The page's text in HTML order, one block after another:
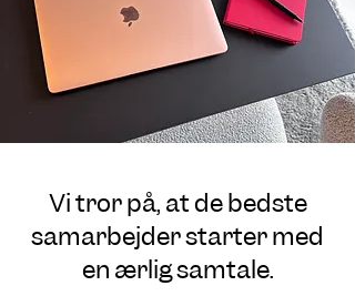
Vi tror på, at de bedste
samarbejder starter med
en ærlig samtale.